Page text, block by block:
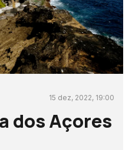
15 dez, 2022, 19:00
dos Açores